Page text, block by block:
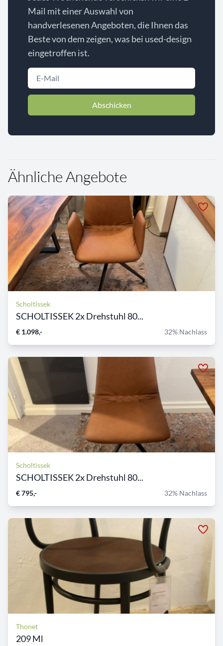
Mail mit einer Auswahl von
handverlesenen Angeboten, die Ihnen das
Beste von dem zeigen, was bei used-design
eingetroffen ist.
Abschicken
Ähnliche Angebote
Scholtissek
SCHOLTISSEK 2x Drehstuhl 80...
€ 1.098,- 32% Nachlass
Scholtissek
SCHOLTISSEK 2x Drehstuhl 80...
€ 795,- 32% Nachlass
Thonet
209 Ml